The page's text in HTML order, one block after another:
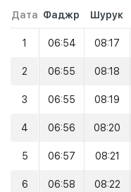
Дата Фаджр Шурук
1 06:54 08:17
2 06:55 08:18
3 06:55 08:19
4 06:56 08:20
5 06:57 08:21
6 06:58 08:22